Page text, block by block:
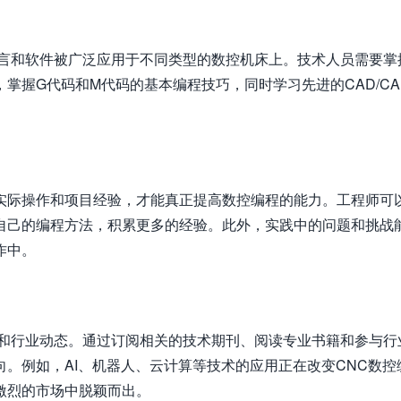
软件被广泛应用于不同类型的数控机床上。技术人员需要掌
握G代码和M代码的基本编程技巧，同时学习先进的CAD/
操作和项目经验，才能真正提高数控编程的能力。工程师可
的编程方法，积累更多的经验。此外，实践中的问题和挑战
。
业动态。通过订阅相关的技术期刊、阅读专业书籍和参与行
例如，AI、机器人、云计算等技术的应用正在改变CNC数控
的市场中脱颖而出。